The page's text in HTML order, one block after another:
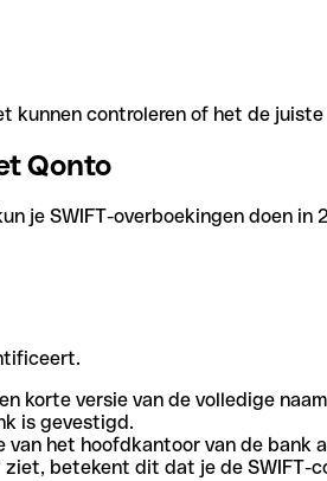
controleren of het de
Qonto
je SWIFT-overboekingen doen
korte versie van de volledige
is gevestigd.
het hoofdkantoor van de bank
betekent dit dat je de